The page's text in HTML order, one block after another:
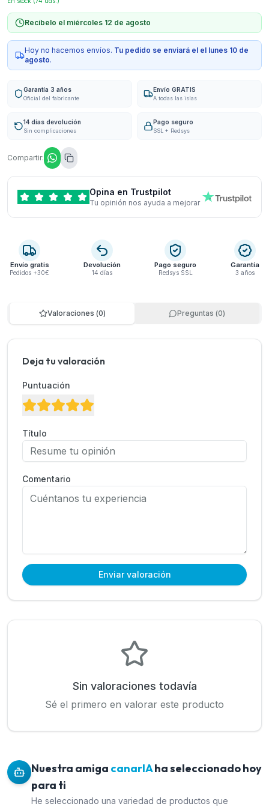
Recíbelo el miércoles 12 de agosto
Hoy no hacemos envíos. Tu pedido se enviará el el lunes 10 de
agosto.
Garantía 3 años
Oficial del fabricante
Envío GRATIS
A todas las islas
14 días devolución
Sin complicaciones
Pago seguro
SSL + Redsys
Compartir:
Opina en Trustpilot
Tu opinión nos ayuda a mejorar
Envío gratis
Pedidos +30€
Devolución
14 días
Pago seguro
Redsys SSL
Garantía
3 años
Valoraciones (0) Preguntas (0)
Deja tu valoración
Puntuación
Título
Comentario
Enviar valoración
Sin valoraciones todavía
Sé el primero en valorar este producto
Nuestra amiga canarIAha seleccionado hoy
para ti
He seleccionado una variedad de productos que